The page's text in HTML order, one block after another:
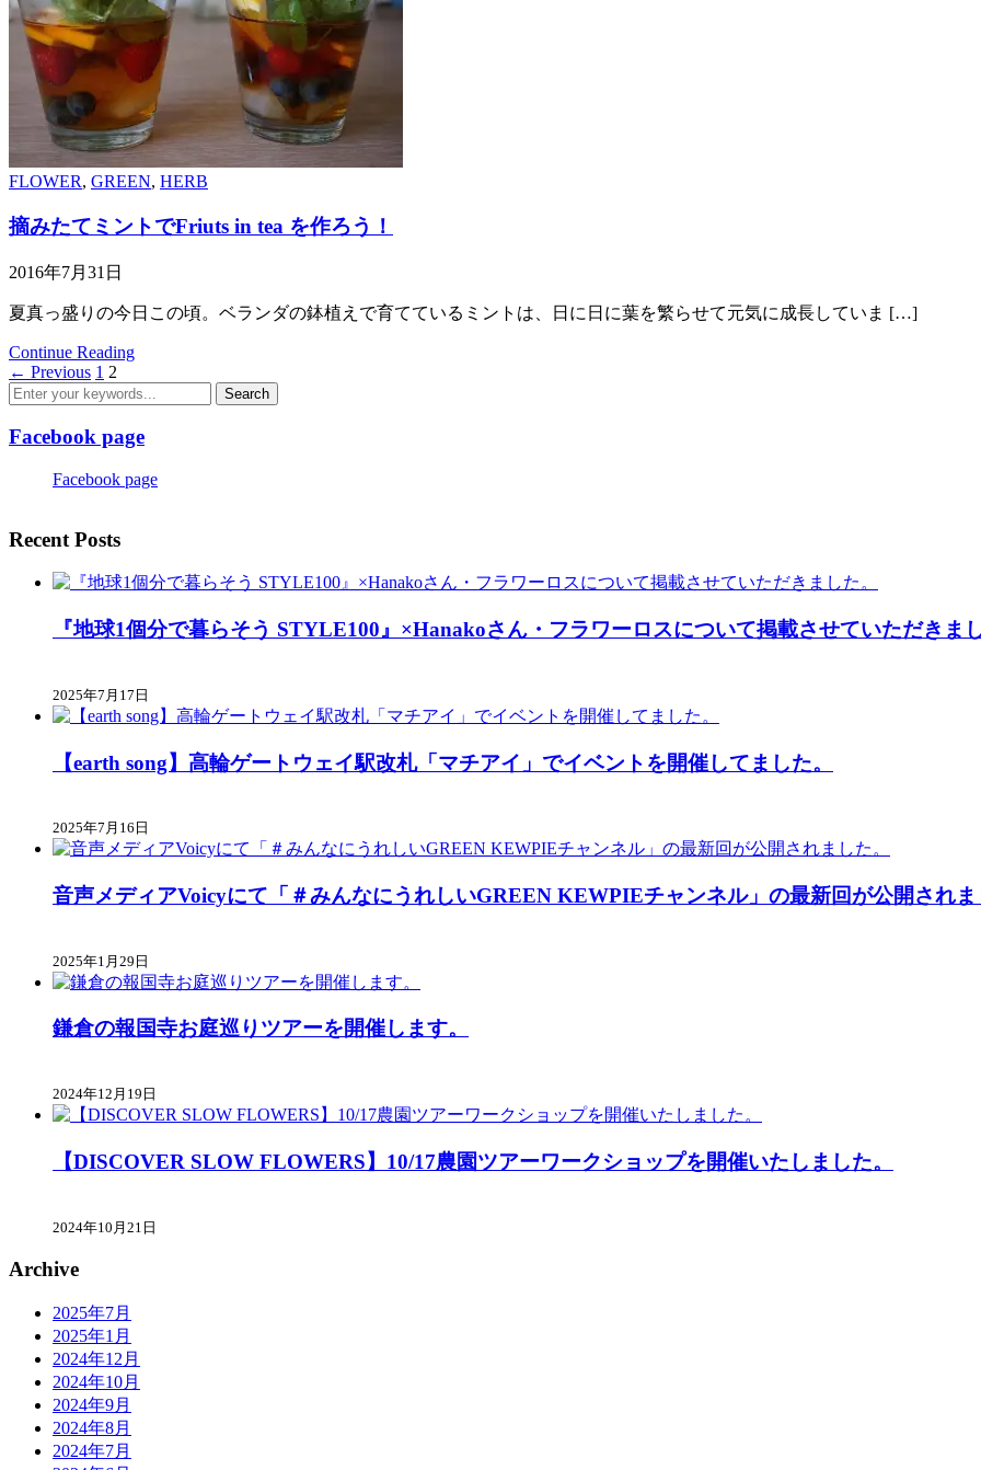
FLOWER, GREEN, HERB
摘みたてミントでFriuts in tea を作ろう！
2016年7月31日
夏真っ盛りの今日この頃。ベランダの鉢植えで育てているミントは、日に日に葉を繁らせて元気に成長していま […]
Continue Reading
← Previous 1 2
Facebook page
Facebook page
Recent Posts
『地球1個分で暮らそう STYLE100』×Hanakoさん・フラワーロスについて掲載させていただきまし
2025年7月17日
【earth song】高輪ゲートウェイ駅改札「マチアイ」でイベントを開催してました。
2025年7月16日
音声メディアVoicyにて「＃みんなにうれしいGREEN KEWPIEチャンネル」の最新回が公開されま
2025年1月29日
鎌倉の報国寺お庭巡りツアーを開催します。
2024年12月19日
【DISCOVER SLOW FLOWERS】10/17農園ツアーワークショップを開催いたしました。
2024年10月21日
Archive
2025年7月
2025年1月
2024年12月
2024年10月
2024年9月
2024年8月
2024年7月